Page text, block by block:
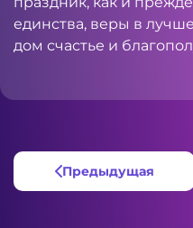
единства, веры в
дом счастье и
Предыдущая